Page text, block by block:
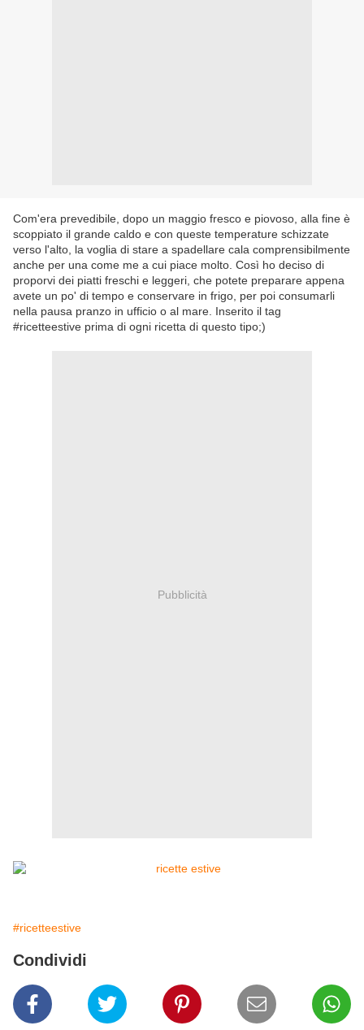
Com'era prevedibile, dopo un maggio fresco e piovoso, alla fine è
scoppiato il grande caldo e con queste temperature schizzate
verso l'alto, la voglia di stare a spadellare cala comprensibilmente
anche per una come me a cui piace molto. Così ho deciso di
proporvi dei piatti freschi e leggeri, che potete preparare appena
avete un po' di tempo e conservare in frigo, per poi consumarli
nella pausa pranzo in ufficio o al mare. Inserito il tag
#ricetteestive prima di ogni ricetta di questo tipo;)
Pubblicità
#ricetteestive
Condividi